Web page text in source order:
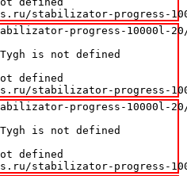
stabilizator-progress-
progress-10000l-20/
is not defined
defined
stabilizator-progress-
progress-10000l-20/
is not defined
defined
stabilizator-progress-